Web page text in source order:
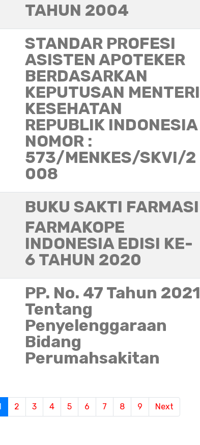
TAHUN 2004
STANDAR PROFESI
ASISTEN APOTEKER
BERDASARKAN
KEPUTUSAN MENTERI
KESEHATAN
REPUBLIK INDONESIA
NOMOR :
573/MENKES/SKVI/2
008
BUKU SAKTI FARMASI
FARMAKOPE
INDONESIA EDISI KE-
6 TAHUN 2020
PP. No. 47 Tahun 2021
Tentang
Penyelenggaraan
Bidang
Perumahsakitan
(current)
2 3 4 5 6 7 8 9 Next
S